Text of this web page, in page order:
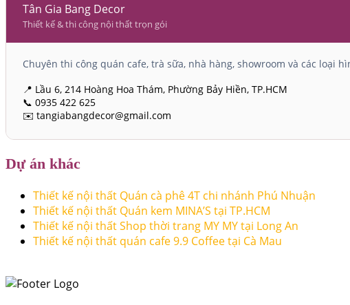
Tân Gia Bang Decor
Thiết kế & thi công nội thất trọn gói
Chuyên thi công quán cafe, trà sữa, nhà hàng, showroom và các loại
📍 Lầu 6, 214 Hoàng Hoa Thám, Phường Bảy Hiền, TP.HCM
📞 0935 422 625
✉️ tangiabangdecor@gmail.com
Dự án khác
Thiết kế nội thất Quán cà phê 4T chi nhánh Phú Nhuận
Thiết kế nội thất Quán kem MINA’S tại TP.HCM
Thiết kế nội thất Shop thời trang MY MY tại Long An
Thiết kế nội thất quán cafe 9.9 Coffee tại Cà Mau